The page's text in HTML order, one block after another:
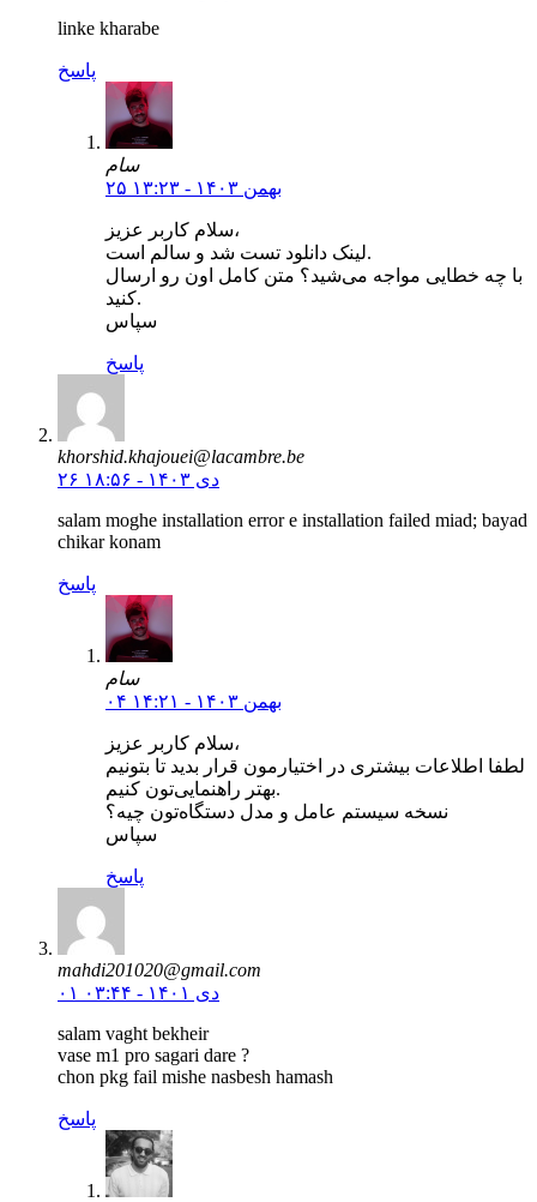
linke kharabe
پاسخ
سام
۲۵ بهمن ۱۴۰۳ - ۱۳:۲۳
سلام کاربر عزیز،
لینک دانلود تست شد و سالم است.
با چه خطایی مواجه می‌شید؟ متن کامل اون رو ارسال
کنید.
سپاس
پاسخ
khorshid.khajouei@lacambre.be
۲۶ دی ۱۴۰۳ - ۱۸:۵۶
salam moghe installation error e installation failed miad; bayad
chikar konam
پاسخ
سام
۰۴ بهمن ۱۴۰۳ - ۱۴:۲۱
سلام کاربر عزیز،
لطفا اطلاعات بیشتری در اختیارمون قرار بدید تا بتونیم
بهتر راهنمایی‌تون کنیم.
نسخه سیستم عامل و مدل دستگاه‌تون چیه؟
سپاس
پاسخ
mahdi201020@gmail.com
۰۱ دی ۱۴۰۱ - ۰۳:۴۴
salam vaght bekheir
vase m1 pro sagari dare ?
chon pkg fail mishe nasbesh hamash
پاسخ